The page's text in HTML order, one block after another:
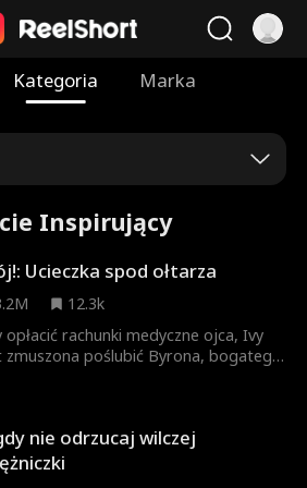
Kategoria Marka
Inspirujący
Ucieczka spod ołtarza
12.3k
opłacić rachunki medyczne ojca, Ivy
zmuszona poślubić Byrona, bogatego
rodziną i przyjaciółmi. Po ślubie
trzy zasady, zgadzając się, że nie
się w sobie. W końcu Byron
nie odrzucaj wilczej